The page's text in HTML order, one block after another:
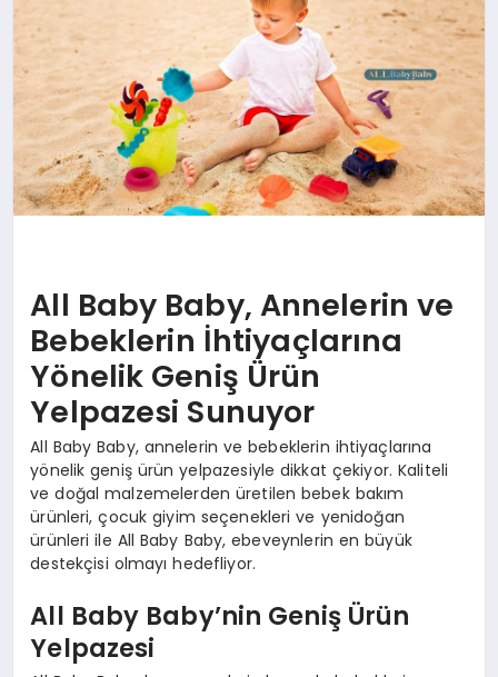
All Baby Baby, Annelerin ve
Bebeklerin İhtiyaçlarına
Yönelik Geniş Ürün
Yelpazesi Sunuyor
All Baby Baby, annelerin ve bebeklerin ihtiyaçlarına
yönelik geniş ürün yelpazesiyle dikkat çekiyor. Kaliteli
ve doğal malzemelerden üretilen bebek bakım
ürünleri, çocuk giyim seçenekleri ve yenidoğan
ürünleri ile All Baby Baby, ebeveynlerin en büyük
destekçisi olmayı hedefliyor.
All Baby Baby’nin Geniş Ürün
Yelpazesi